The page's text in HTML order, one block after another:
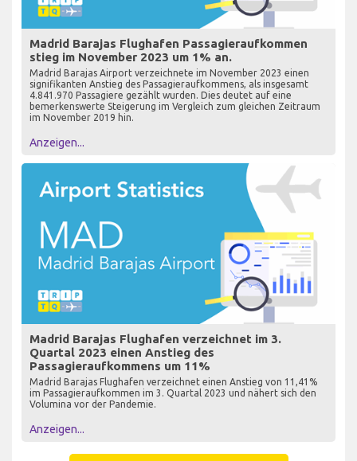
Madrid Barajas Flughafen Passagieraufkommen
stieg im November 2023 um 1% an.
Madrid Barajas Airport verzeichnete im November 2023 einen
signifikanten Anstieg des Passagieraufkommens, als insgesamt
4.841.970 Passagiere gezählt wurden. Dies deutet auf eine
bemerkenswerte Steigerung im Vergleich zum gleichen Zeitraum
im November 2019 hin.
Anzeigen...
Madrid Barajas Flughafen verzeichnet im 3.
Quartal 2023 einen Anstieg des
Passagieraufkommens um 11%
Madrid Barajas Flughafen verzeichnet einen Anstieg von 11,41%
im Passagieraufkommen im 3. Quartal 2023 und nähert sich den
Volumina vor der Pandemie.
Anzeigen...